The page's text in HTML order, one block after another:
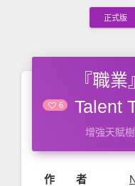
正式版
6
『職
Talent
增強天賦
作 者